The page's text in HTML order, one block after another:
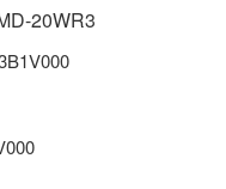
20WR3